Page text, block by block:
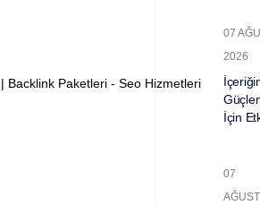
07
2026
İçin
07